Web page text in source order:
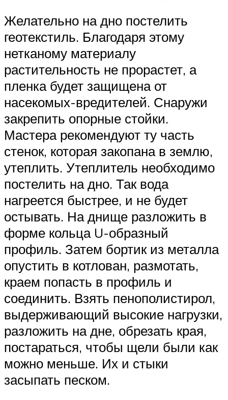
Желательно на дно постелить
геотекстиль. Благодаря этому
нетканому материалу
растительность не прорастет, а
пленка будет защищена от
насекомых-вредителей. Снаружи
закрепить опорные стойки.
Мастера рекомендуют ту часть
стенок, которая закопана в землю,
утеплить. Утеплитель необходимо
постелить на дно. Так вода
нагреется быстрее, и не будет
остывать. На днище разложить в
форме кольца U-образный
профиль. Затем бортик из металла
опустить в котлован, размотать,
краем попасть в профиль и
соединить. Взять пенополистирол,
выдерживающий высокие нагрузки,
разложить на дне, обрезать края,
постараться, чтобы щели были как
можно меньше. Их и стыки
засыпать песком.